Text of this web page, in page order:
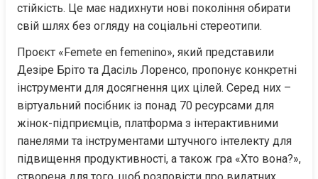
стійкість. Це має надихнути нові покоління обирати
свій шлях без огляду на соціальні стереотипи.
Проєкт «Femete en femenino», який представили
Дезіре Бріто та Дасіль Лоренсо, пропонує конкретні
інструменти для досягнення цих цілей. Серед них –
віртуальний посібник із понад 70 ресурсами для
жінок-підприємців, платформа з інтерактивними
панелями та інструментами штучного інтелекту для
підвищення продуктивності, а також гра «Хто вона?»,